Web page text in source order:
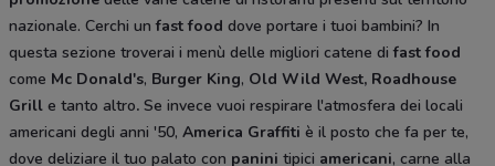
nazionale. Cerchi unfast food dove portare i tuoi bambini? In
questa sezione troverai i menù delle migliori catene difast food
come Mc Donald's, Burger King, Old Wild West, Roadhouse
Grill e tanto altro. Se invece vuoi respirare l'atmosfera dei locali
americani degli anni '50, America Graffiti è il posto che fa per te,
dove deliziare il tuo palato con panini tipici americani, carne alla